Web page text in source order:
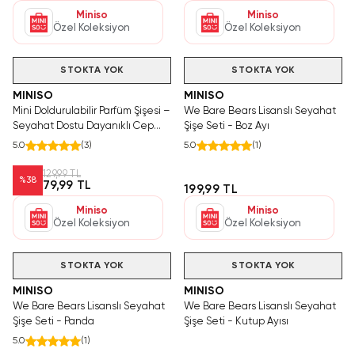
Miniso
Özel Koleksiyon
Miniso
Özel Koleksiyon
STOKTA YOK
MINISO
Mini Doldurulabilir Parfüm Şişesi –
Seyahat Dostu Dayanıklı Cep
Parfüm Şişesi 5 Ml
5.0 (3)
%38
129,99 TL
79,99 TL
Miniso
Özel Koleksiyon
STOKTA YOK
MINISO
We Bare Bears Lisanslı Seyahat
Şişe Seti - Boz Ayı
5.0 (1 )
199,99 TL
Miniso
Özel Koleksiyon
STOKTA YOK
MINISO
We Bare Bears Lisanslı Seyahat
Şişe Seti - Panda
5.0 (1 )
STOKTA YOK
MINISO
We Bare Bears Lisanslı Seyahat
Şişe Seti - Kutup Ayısı